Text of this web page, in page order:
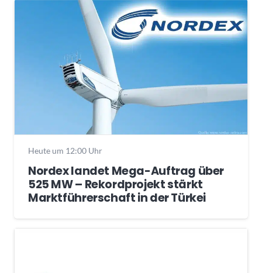
Heute um 12:00 Uhr
Nordex landet Mega-Auftrag über
525 MW – Rekordprojekt stärkt
Marktführerschaft in der Türkei